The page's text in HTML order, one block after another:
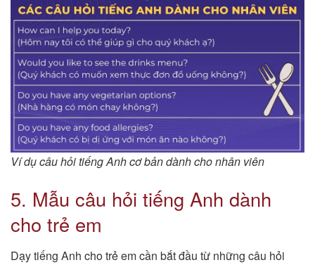
Ví dụ câu hỏi tiếng Anh cơ bản dành cho nhân viên
5. Mẫu câu hỏi tiếng Anh dành
cho trẻ em
Dạy tiếng Anh cho trẻ em cần bắt đầu từ những câu hỏi